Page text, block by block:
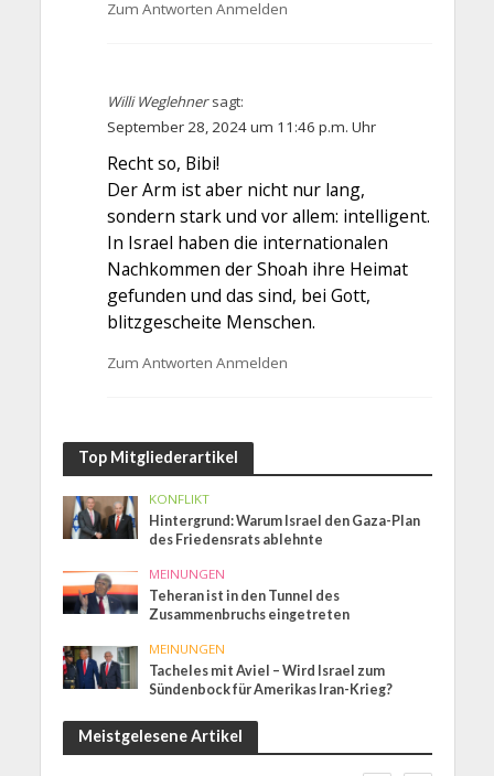
Zum Antworten Anmelden
Willi Weglehner sagt:
September 28, 2024 um 11:46 p.m. Uhr
Recht so, Bibi!
Der Arm ist aber nicht nur lang,
sondern stark und vor allem: intelligent.
In Israel haben die internationalen
Nachkommen der Shoah ihre Heimat
gefunden und das sind, bei Gott,
blitzgescheite Menschen.
Zum Antworten Anmelden
Top Mitgliederartikel
KONFLIKT
Hintergrund: Warum Israel den Gaza-Plan
des Friedensrats ablehnte
MEINUNGEN
Teheran ist in den Tunnel des
Zusammenbruchs eingetreten
MEINUNGEN
Tacheles mit Aviel – Wird Israel zum
Sündenbock für Amerikas Iran-Krieg?
Meistgelesene Artikel